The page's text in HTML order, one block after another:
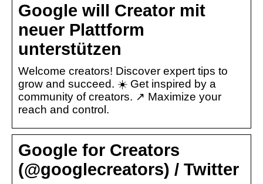
Google will Creator mit
neuer Plattform
unterstützen
Welcome creators! Discover expert tips to
grow and succeed. ☀️ Get inspired by a
community of creators. ↗️ Maximize your
reach and control.
Google for Creators
(@googlecreators) / Twitter